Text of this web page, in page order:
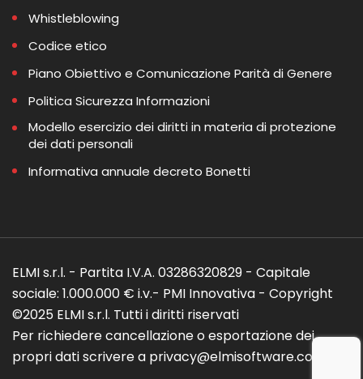
Whistleblowing
Codice etico
Piano Obiettivo e Comunicazione Parità di Genere
Politica Sicurezza Informazioni
Modello esercizio dei diritti in materia di protezione
dei dati personali
Informativa annuale decreto Bonetti
ELMI s.r.l. - Partita I.V.A. 03286320829 - Capitale
sociale: 1.000.000 € i.v.- PMI Innovativa - Copyright
©2025 ELMI s.r.l. Tutti i diritti riservati
Per richiedere cancellazione o esportazione dei
propri dati scrivere a privacy@elmisoftware.com